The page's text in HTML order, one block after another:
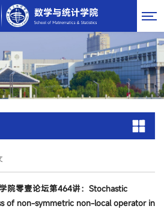
院零壹论坛第464讲：Stochastic
of non-symmetric non-local operator in